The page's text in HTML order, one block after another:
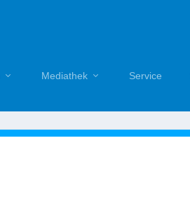
Mediathek Service